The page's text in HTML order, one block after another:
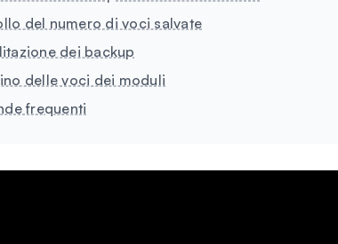
del numero di voci salvate
dei backup
delle voci dei moduli
frequenti